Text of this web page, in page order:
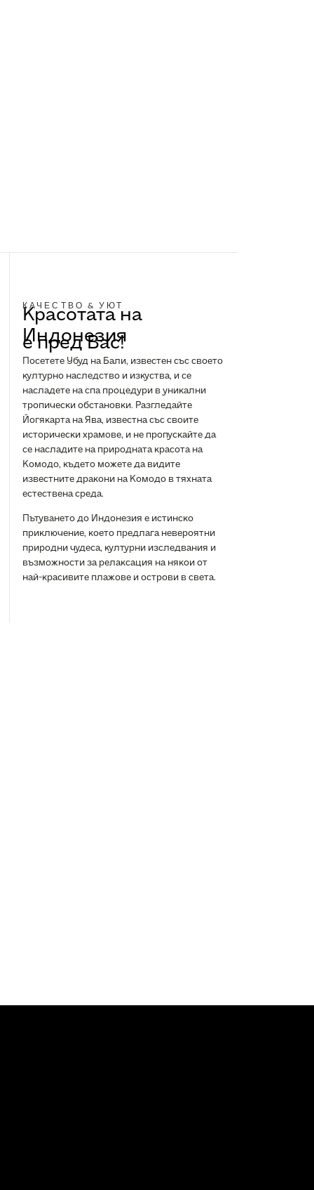
КАЧЕСТВО & УЮТ
Красотата на
Индонезия
е пред Вас!
Посетете Убуд на Бали, известен със своето
културно наследство и изкуства, и се
насладете на спа процедури в уникални
тропически обстановки. Разгледайте
Йогякарта на Ява, известна със своите
исторически храмове, и не пропускайте да
се насладите на природната красота на
Комодо, където можете да видите
известните дракони на Комодо в тяхната
естествена среда.
Пътуването до Индонезия е истинско
приключение, което предлага невероятни
природни чудеса, културни изследвания и
възможности за релаксация на някои от
най-красивите плажове и острови в света.